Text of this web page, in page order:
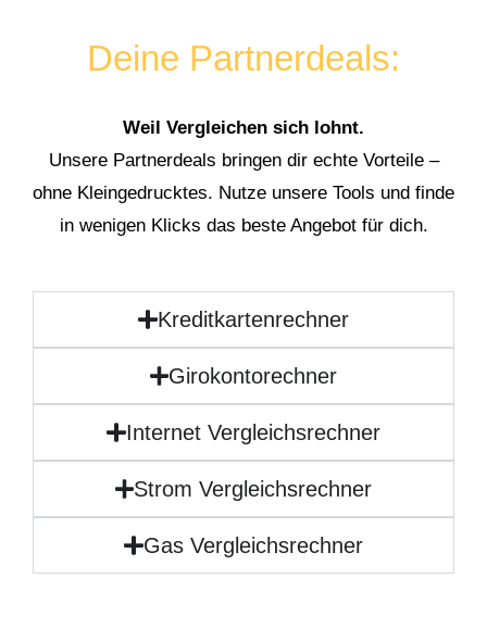
Deine Partnerdeals:
Weil Vergleichen sich lohnt.
Unsere Partnerdeals bringen dir echte Vorteile –
ohne Kleingedrucktes. Nutze unsere Tools und finde
in wenigen Klicks das beste Angebot für dich.
Kreditkartenrechner
Girokontorechner
Internet Vergleichsrechner
Strom Vergleichsrechner
Gas Vergleichsrechner